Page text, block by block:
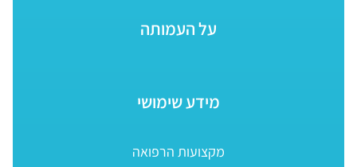
על העמותה
מידע שימושי
מקצועות הרפואה